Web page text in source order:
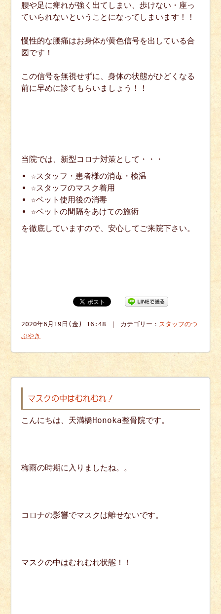
腰や足に痺れが強く出てしまい、歩けない・座っ
ていられないということになってしまいます！！
慢性的な腰痛はお身体が黄色信号を出している合
図です！
この信号を無視せずに、身体の状態がひどくなる
前に早めに診てもらいましょう！！
当院では、新型コロナ対策として・・・
☆スタッフ・患者様の消毒・検温
☆スタッフのマスク着用
☆ベット使用後の消毒
☆ベットの間隔をあけての施術
を徹底していますので、安心してご来院下さい。
2020年6月19日(金) 16:48 ｜ カテゴリー： スタッフのつ
ぶやき
マスクの中はむれむれ！
こんにちは、天満橋Honoka整骨院です。
梅雨の時期に入りましたね。。
コロナの影響でマスクは離せないです。
マスクの中はむれむれ状態！！